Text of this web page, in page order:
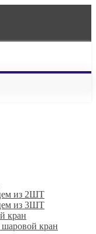
из 2ШТ
из 3ШТ
кран
кран